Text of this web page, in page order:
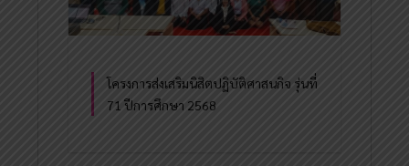
โครงการส่งเสริมนิสิตปฏิบัติศาสนกิจ รุ่นที่
71 ปีการศึกษา 2568